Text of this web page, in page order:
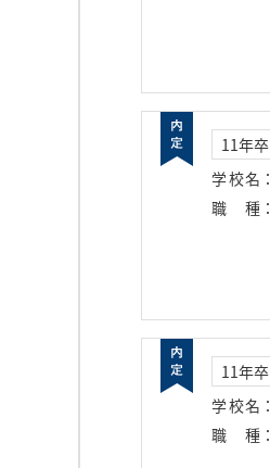
11年卒
学校名 ：
職種 ：
11年卒
学校名 ：
職種 ：